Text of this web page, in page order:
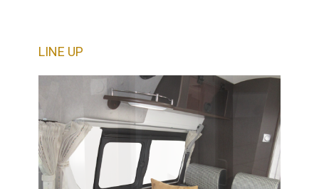
LINE UP